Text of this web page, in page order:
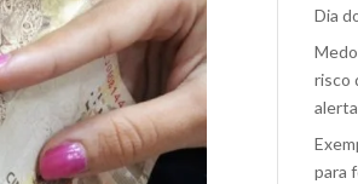
Dia
risco
para